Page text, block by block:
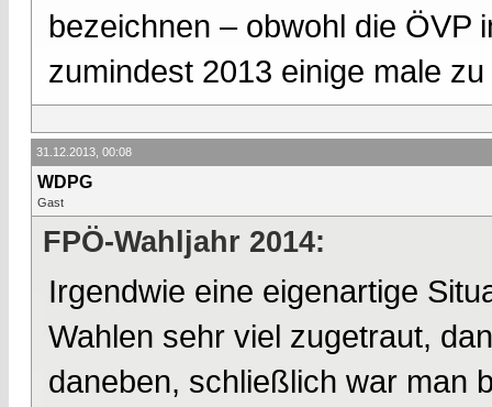
bezeichnen – obwohl die ÖVP
zumindest 2013 einige male
31.12.2013, 00:08
WDPG
Gast
FPÖ-Wahljahr 2014:
Irgendwie eine eigenartige
Wahlen sehr viel zugetraut,
daneben, schließlich war man